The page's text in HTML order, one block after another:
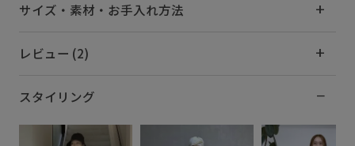
サイズ・素材・お手入れ方法
レビュー (2)
スタイリング